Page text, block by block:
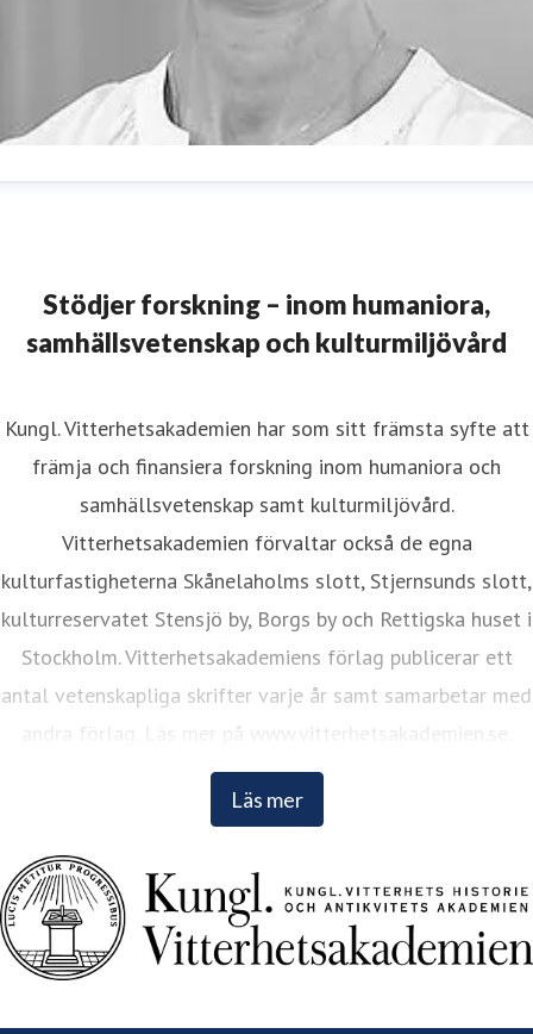
Stödjer forskning – inom humaniora,
samhällsvetenskap och kulturmiljövård
Läs mer
Kungl. Vitterhetsakademien har som sitt främsta syfte att
främja och finansiera forskning inom humaniora och
samhällsvetenskap samt kulturmiljövård.
Vitterhetsakademien förvaltar också de egna
kulturfastigheterna Skånelaholms slott, Stjernsunds slott,
kulturreservatet Stensjö by, Borgs by och Rettigska huset i
Stockholm. Vitterhetsakademiens förlag publicerar ett
antal vetenskapliga skrifter varje år samt samarbetar med
andra förlag. Läs mer på www.vitterhetsakademien.se.